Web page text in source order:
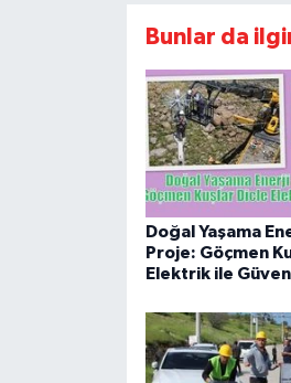
Bunlar da
Doğal Yaşama
Proje: Göçmen
Elektrik ile